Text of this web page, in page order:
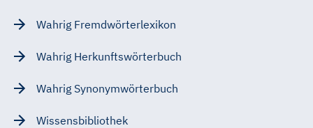
Wahrig Fremdwörterlexikon
Wahrig Herkunftswörterbuch
Wahrig Synonymwörterbuch
Wissensbibliothek